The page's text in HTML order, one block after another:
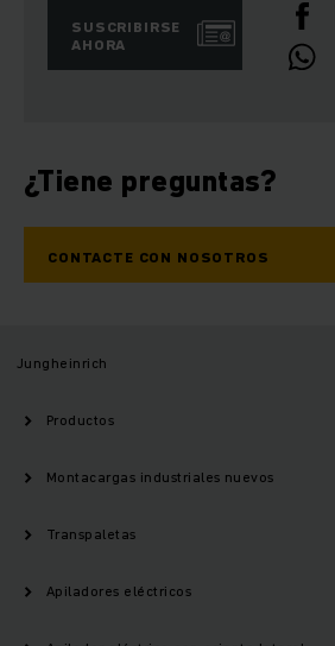
SUSCRIBIRSE
AHORA
¿Tiene preguntas?
CONTACTE CON NOSOTROS
Jungheinrich
Productos
Montacargas industriales nuevos
Transpaletas
Apiladores eléctricos